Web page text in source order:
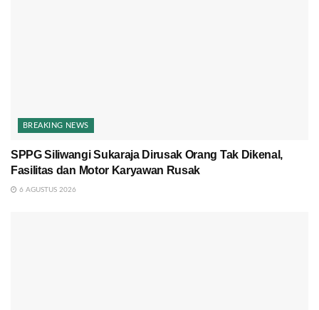
BREAKING NEWS
SPPG Siliwangi Sukaraja Dirusak Orang Tak Dikenal,
Fasilitas dan Motor Karyawan Rusak
6 AGUSTUS 2026